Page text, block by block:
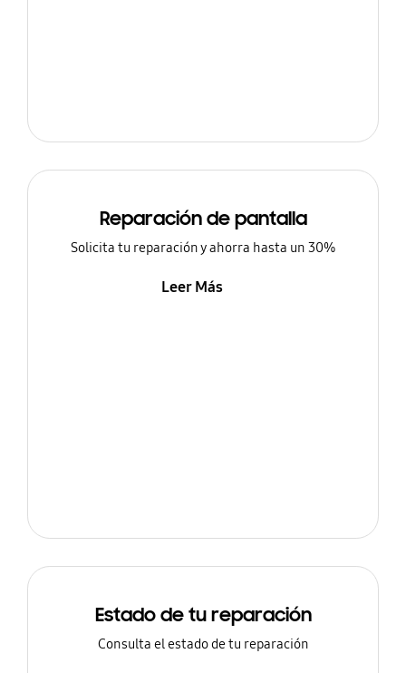
Reparación de pantalla
Solicita tu reparación y ahorra hasta un 30%
Leer Más
Estado de tu reparación
Consulta el estado de tu reparación